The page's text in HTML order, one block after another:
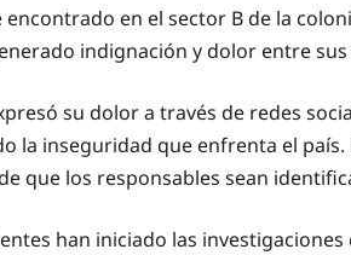
en el sector B de la
indignación y dolor entre
su dolor a través de redes
la inseguridad que enfrenta el
que los responsables sean
han iniciado las